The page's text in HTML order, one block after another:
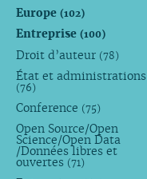
Europe (102)
Entreprise (100)
Droit d’auteur (78)
État et administrations
(76)
Conference (75)
Open Source/Open
Science/Open Data
/Données libres et
ouvertes (71)